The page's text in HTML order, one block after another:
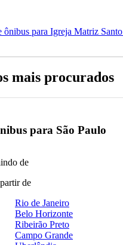
ônibus para Igreja Matriz
mais procurados
para São Paulo
de
de
Rio de Janeiro
Belo Horizonte
Ribeirão Preto
Campo Grande